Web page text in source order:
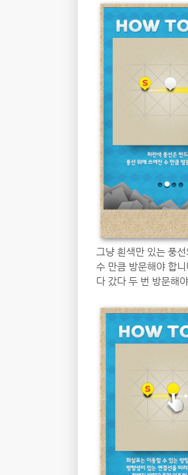
그냥 흰색만 있는 풍
수 만큼 방문해야 합
다 갔다 두 번 방문해